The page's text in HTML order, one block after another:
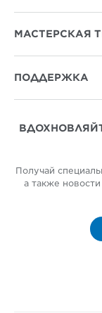
МАСТЕРСКАЯ
ПОДДЕРЖКА
Получай
а также